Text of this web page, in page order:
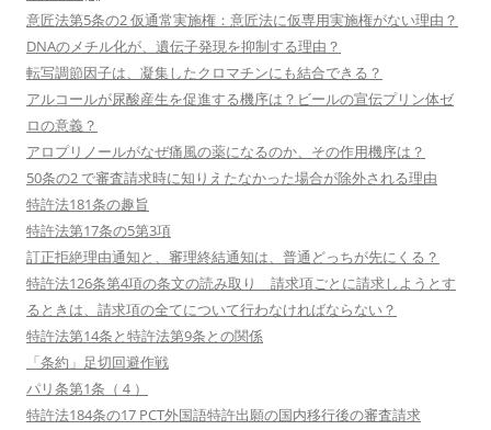
意匠法第5条の2 仮通常実施権：意匠法に仮専用実施権がない理由？
DNAのメチル化が、遺伝子発現を抑制する理由？
転写調節因子は、凝集したクロマチンにも結合できる？
アルコールが尿酸産生を促進する機序は？ビールの宣伝プリン体ゼ
ロの意義？
アロプリノールがなぜ痛風の薬になるのか、その作用機序は？
50条の2 で審査請求時に知りえたなかった場合が除外される理由
特許法181条の趣旨
特許法第17条の5第3項
訂正拒絶理由通知と、審理終結通知は、普通どっちが先にくる？
特許法126条第4項の条文の読み取り 請求項ごとに請求しようとす
るときは、請求項の全てについて行わなければならない？
特許法第14条と特許法第9条との関係
「条約」足切回避作戦
パリ条第1条（４）
特許法184条の17 PCT外国語特許出願の国内移行後の審査請求